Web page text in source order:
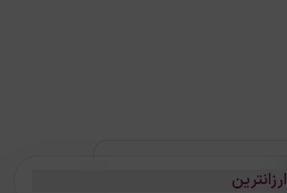
ارزانترین